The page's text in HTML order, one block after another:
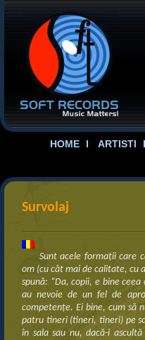
HOME ARTISTI
Survolaj
Sunt acele formaţii care
om (cu cât mai de calitate, cu
spună: “Da, copii, e bine
au nevoie de un fel de
competenţe. Ei bine, cum să
patru tineri (tineri, tineri) pe
în sala sau nu, dacă-i